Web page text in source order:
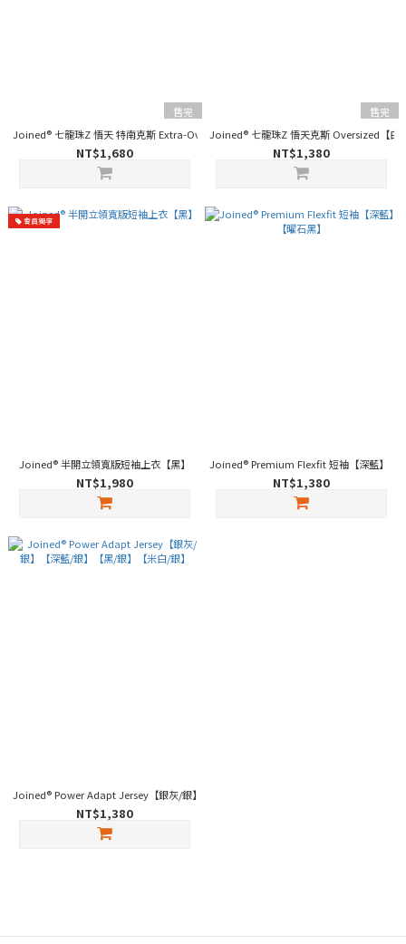
售完
Joined® 七龍珠Z 悟天 特南克斯 Extra-Oversized【白】
NT$1,680
售完
Joined® 七龍珠Z 悟天克斯 Oversized【白
NT$1,380
會員獨享
Joined® 半開立領寬版短袖上衣【黑】
NT$1,980
Joined® Premium Flexfit 短袖【深藍】【
NT$1,380
Joined® Power Adapt Jersey【銀灰/銀】【深藍/銀】【黑/銀】【米白/銀】
NT$1,380